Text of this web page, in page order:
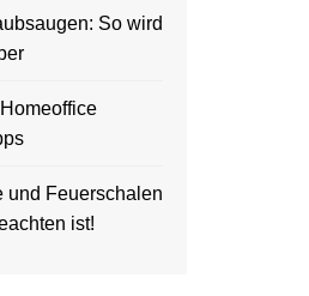
So wird
und Feuerschalen
ist!